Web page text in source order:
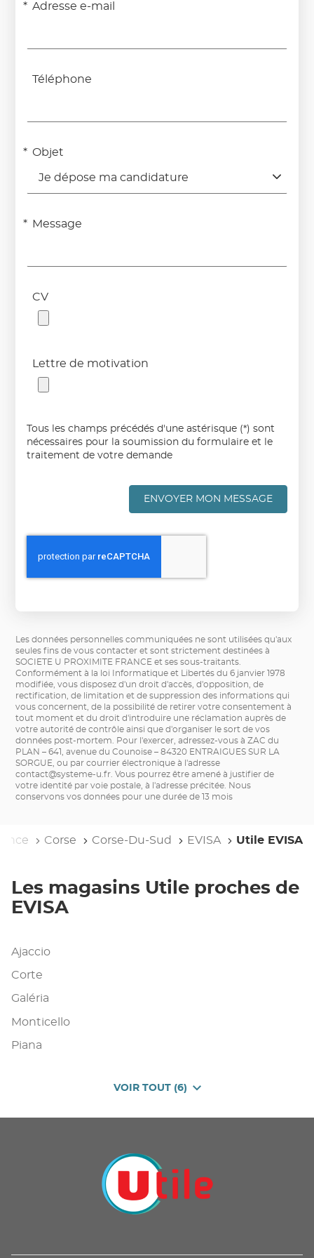
Adresse e-mail
Téléphone
Objet
Je dépose ma candidature
Message
CV
Lettre de motivation
Tous les champs précédés d'une astérisque (*) sont
nécessaires pour la soumission du formulaire et le
traitement de votre demande
ENVOYER MON MESSAGE
Les données personnelles communiquées ne sont utilisées qu'aux
seules fins de vous contacter et sont strictement destinées à
SOCIETE U PROXIMITE FRANCE et ses sous-traitants.
Conformément à la loi Informatique et Libertés du 6 janvier 1978
modifiée, vous disposez d'un droit d'accès, d'opposition, de
rectification, de limitation et de suppression des informations qui
vous concernent, de la possibilité de retirer votre consentement à
tout moment et du droit d'introduire une réclamation auprès de
votre autorité de contrôle ainsi que d'organiser le sort de vos
données post-mortem. Pour l'exercer, adressez-vous à ZAC du
PLAN – 641, avenue du Counoise – 84320 ENTRAIGUES SUR LA
SORGUE, ou par courrier électronique à l'adresse
contact@systeme-u.fr . Vous pourrez être amené à justifier de
votre identité par voie postale, à l'adresse précitée. Nous
conservons vos données pour une durée de 13 mois
Corse Corse-Du-Sud EVISA Utile EVISA
Les magasins Utile proches de
EVISA
Ajaccio
Corte
Galéria
Monticello
Piana
VOIR TOUT (6)
DE
DE
U
PROXIMITÉ
UTILE